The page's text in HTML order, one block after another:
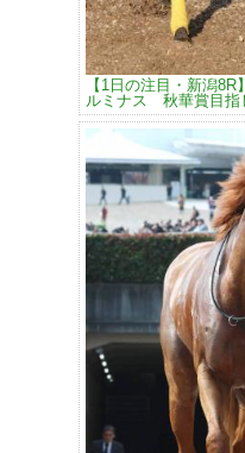
【1日の注目・新潟
ルミナス 秋華賞目指